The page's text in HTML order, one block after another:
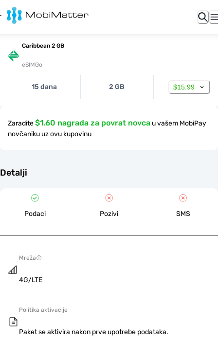
Caribbean 2 GB
eSIMGo
15 dana 2 GB $15.99
Zaradite$1.60 nagrada za povrat novca u vašem MobiPay
novčaniku uz ovu kupovinu
Detalji
Podaci Pozivi SMS
Mreža
4G/LTE
Politika aktivacije
Paket se aktivira nakon prve upotrebe podataka.